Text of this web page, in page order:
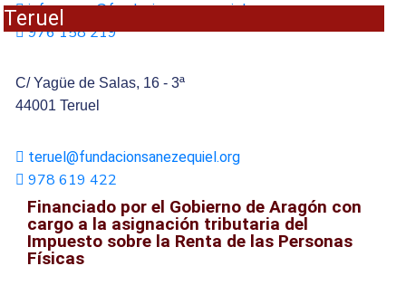
infoaragon@fundacionsanezequiel.org
976 158 219
Teruel
C/ Yagüe de Salas, 16 - 3ª
44001 Teruel
teruel@fundacionsanezequiel.org
978 619 422
Financiado por el Gobierno de Aragón con
cargo a la asignación tributaria del
Impuesto sobre la Renta de las Personas
Físicas